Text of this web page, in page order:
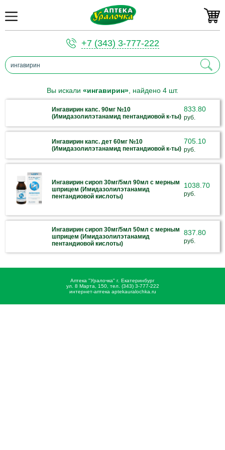
+7 (343) 3-777-222
Вы искали «ингавирин» , найдено 4 шт.
Ингавирин капс. 90мг №10
(Имидазолилэтанамид пентандиовой к-ты)
833.80
руб.
Ингавирин капс. дет 60мг №10
(Имидазолилэтанамид пентандиовой к-ты)
705.10
руб.
Ингавирин сироп 30мг/5мл 90мл с мерным
шприцем (Имидазолилэтанамид
пентандиовой кислоты)
1038.70
руб.
Ингавирин сироп 30мг/5мл 50мл с мерным
шприцем (Имидазолилэтанамид
пентандиовой кислоты)
837.80
руб.
Аптека "Уралочка" г. Екатеринбург
ул. 8 Марта, 150, тел. (343) 3-777-222
интернет-аптека aptekauralochka.ru